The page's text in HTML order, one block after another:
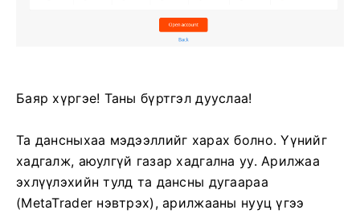
Баяр хүргэе! Таны бүртгэл дууслаа!
Та дансныхаа мэдээллийг харах болно. Үүнийг
хадгалж, аюулгүй газар хадгална уу. Арилжаа
эхлүүлэхийн тулд та дансны дугаараа
(MetaTrader нэвтрэх), арилжааны нууц үгээ